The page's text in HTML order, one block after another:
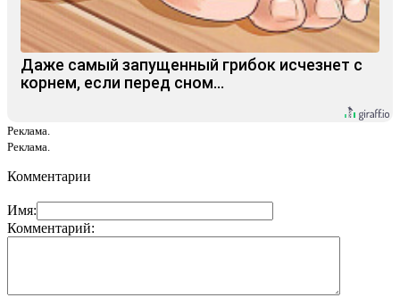
Даже самый запущенный грибок исчезнет с
корнем, если перед сном…
Реклама.
Реклама.
Комментарии
Имя:
Комментарий: